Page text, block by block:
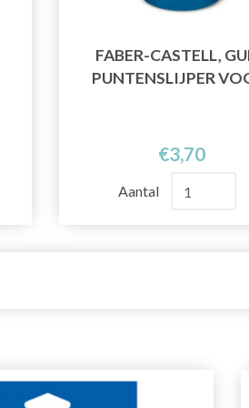
FABER-CASTELL,
PUNTENSLIJPER
€3,70
Aantal